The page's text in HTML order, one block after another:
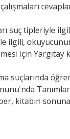
suç tipleriyle
ilgili,
için Yargıtay
suçlarında
kitabın